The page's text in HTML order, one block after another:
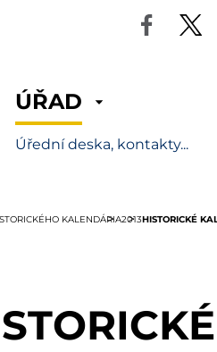
ÚŘAD
Úřední deska, kontakty...
KALENDÁRIA2013HISTORICKÉ